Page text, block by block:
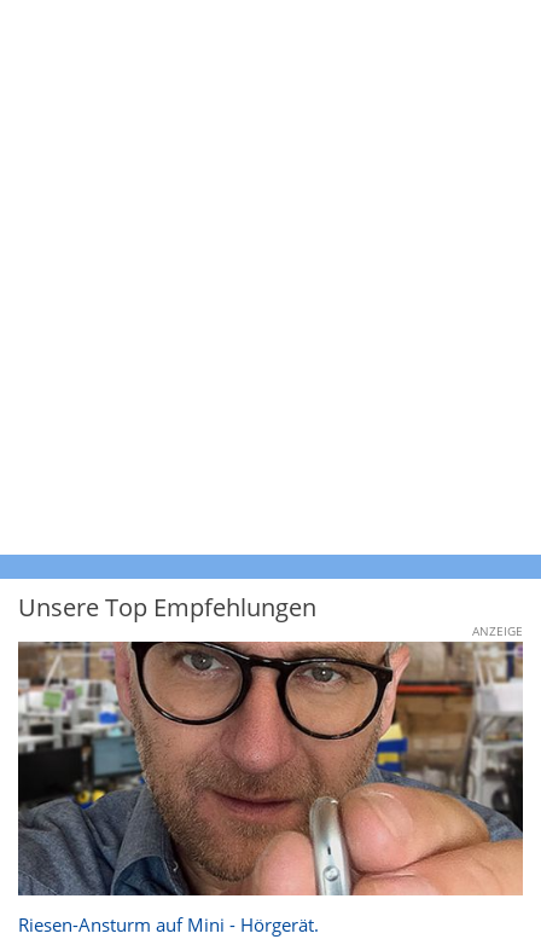
Unsere Top Empfehlungen
ANZEIGE
Riesen-Ansturm auf Mini - Hörgerät.